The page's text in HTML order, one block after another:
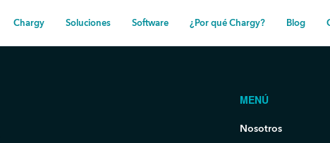
Chargy Soluciones Software ¿Por qué Chargy? Blog
MENÚ
Nosotros